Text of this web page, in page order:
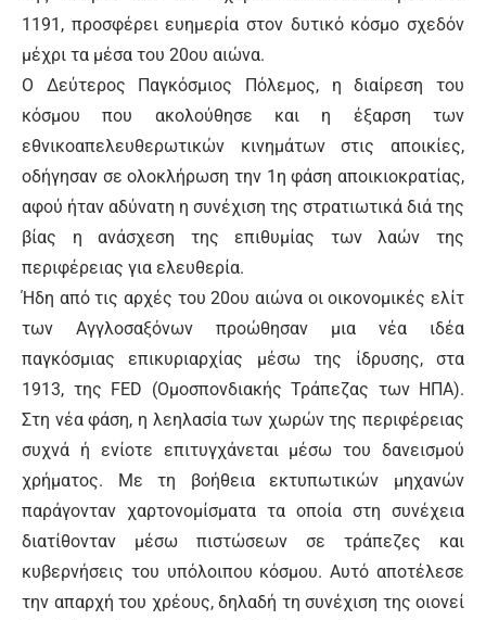
1191, προσφέρει ευημερία στον δυτικό κόσμο σχεδόν
μέχρι τα μέσα του 20ου αιώνα.
Ο Δεύτερος Παγκόσμιος Πόλεμος, η διαίρεση του
κόσμου που ακολούθησε και η έξαρση των
εθνικοαπελευθερωτικών κινημάτων στις αποικίες,
οδήγησαν σε ολοκλήρωση την 1η φάση αποικιοκρατίας,
αφού ήταν αδύνατη η συνέχιση της στρατιωτικά διά της
βίας η ανάσχεση της επιθυμίας των λαών της
περιφέρειας για ελευθερία.
Ήδη από τις αρχές του 20ου αιώνα οι οικονομικές ελίτ
των Αγγλοσαξόνων προώθησαν μια νέα ιδέα
παγκόσμιας επικυριαρχίας μέσω της ίδρυσης, στα
1913, της FED (Ομοσπονδιακής Τράπεζας των ΗΠΑ).
Στη νέα φάση, η λεηλασία των χωρών της περιφέρειας
συχνά ή ενίοτε επιτυγχάνεται μέσω του δανεισμού
χρήματος. Με τη βοήθεια εκτυπωτικών μηχανών
παράγονταν χαρτονομίσματα τα οποία στη συνέχεια
διατίθονταν μέσω πιστώσεων σε τράπεζες και
κυβερνήσεις του υπόλοιπου κόσμου. Αυτό αποτέλεσε
την απαρχή του χρέους, δηλαδή τη συνέχιση της οιονεί